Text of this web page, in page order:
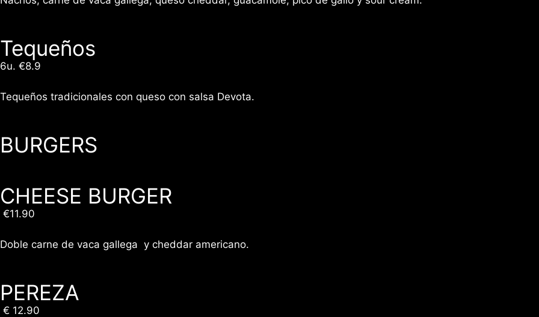
Tequeños
6u. €8.9
Tequeños tradicionales con queso con salsa Devota.
BURGERS
CHEESE BURGER
€11.90
Doble carne de vaca gallega y cheddar americano.
PEREZA
€ 12.90